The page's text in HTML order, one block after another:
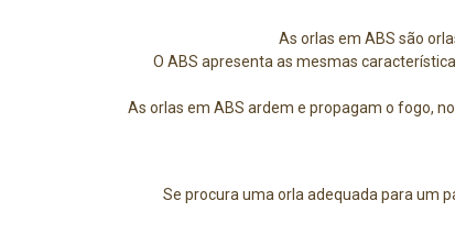
As orlas em ABS são
O ABS apresenta as mesmas
As orlas em ABS ardem e propagam o fogo,
Se procura uma orla adequada para um